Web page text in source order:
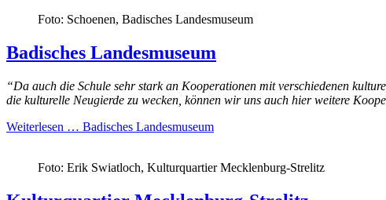
Foto: Schoenen, Badisches Landesmuseum
Badisches Landesmuseum
“Da auch die Schule sehr stark an Kooperationen mit verschiedenen
die kulturelle Neugierde zu wecken, können wir uns auch hier weitere
Weiterlesen … Badisches Landesmuseum
Foto: Erik Swiatloch, Kulturquartier Mecklenburg-Strelitz